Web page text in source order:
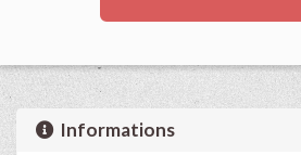
Informations